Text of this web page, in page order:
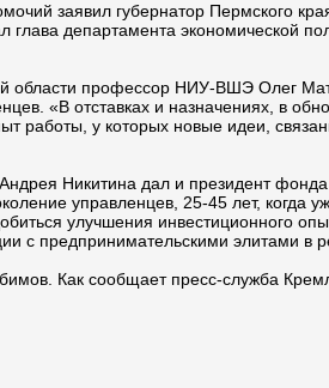
заявил губернатор Пермского
глава департамента экономической
области профессор НИУ-ВШЭ Олег
«В отставках и назначениях, в
работы, у которых новые идеи,
Никитина дал и президент
управленцев, 25-45 лет, когда
улучшения инвестиционного
с предпринимательскими элитами в
Как сообщает пресс-служба